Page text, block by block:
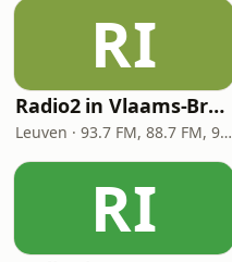
RI
Radio2 in Vlaams-Brabant
Leuven · 93.7 FM, 88.7 FM, 92.4 FM
RI